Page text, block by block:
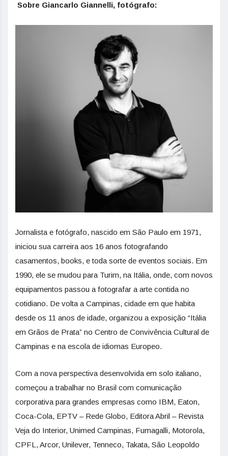
Sobre Giancarlo Giannelli, fotógrafo:
Jornalista e fotógrafo, nascido em São Paulo em 1971,
iniciou sua carreira aos 16 anos fotografando
casamentos, books, e toda sorte de eventos sociais. Em
1990, ele se mudou para Turim, na Itália, onde, com novos
equipamentos passou a fotografar a arte contida no
cotidiano. De volta a Campinas, cidade em que habita
desde os 11 anos de idade, organizou a exposição “Itália
em Grãos de Prata” no Centro de Convivência Cultural de
Campinas e na escola de idiomas Europeo.
Com a nova perspectiva desenvolvida em solo italiano,
começou a trabalhar no Brasil com comunicação
corporativa para grandes empresas como IBM, Eaton,
Coca-Cola, EPTV – Rede Globo, Editora Abril – Revista
Veja do Interior, Unimed Campinas, Fumagalli, Motorola,
CPFL, Arcor, Unilever, Tenneco, Takata, São Leopoldo